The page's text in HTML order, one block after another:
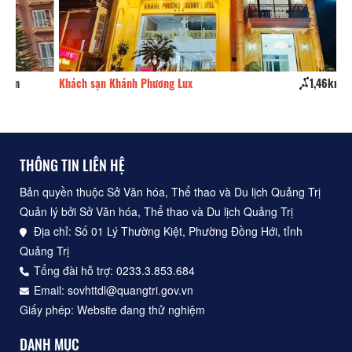
Khách sạn Khánh Phương Lux 1,46km
THÔNG TIN LIÊN HỆ
Bản quyền thuộc Sở Văn hóa, Thể thao và Du lịch Quảng Trị
Quản lý bởi Sở Văn hóa, Thể thao và Du lịch Quảng Trị
Địa chỉ: Số 01 Lý Thường Kiệt, Phường Đồng Hới, tỉnh
Quảng Trị
Tổng đài hỗ trợ: 0233.3.853.684
Email: sovhttdl@quangtri.gov.vn
Giấy phép: Website đang thử nghiệm
DANH MỤC